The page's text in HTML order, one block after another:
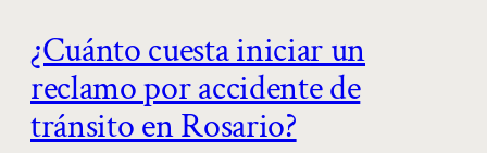
¿Cuánto cuesta iniciar un
reclamo por accidente de
tránsito en Rosario?